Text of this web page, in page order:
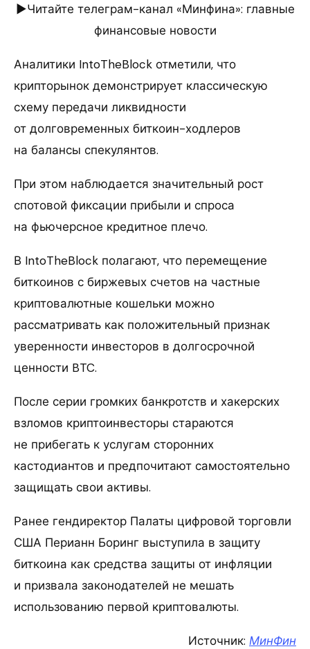
►Читайте телеграм-канал «Минфина»: главные
финансовые новости
Аналитики IntoTheBlock отметили, что
крипторынок демонстрирует классическую
схему передачи ликвидности
от долговременных биткоин-ходлеров
на балансы спекулянтов.
При этом наблюдается значительный рост
спотовой фиксации прибыли и спроса
на фьючерсное кредитное плечо.
В IntoTheBlock полагают, что перемещение
биткоинов с биржевых счетов на частные
криптовалютные кошельки можно
рассматривать как положительный признак
уверенности инвесторов в долгосрочной
ценности BTC.
После серии громких банкротств и хакерских
взломов криптоинвесторы стараются
не прибегать к услугам сторонних
кастодиантов и предпочитают самостоятельно
защищать свои активы.
Ранее гендиректор Палаты цифровой торговли
США Перианн Боринг выступила в защиту
биткоина как средства защиты от инфляции
и призвала законодателей не мешать
использованию первой криптовалюты.
Источник: МинФин